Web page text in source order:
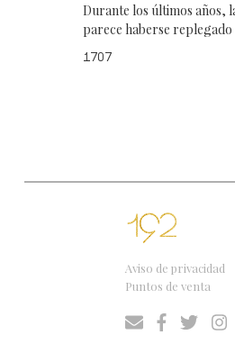
Durante los últimos años,
parece haberse
1707
Aviso de privacidad
Puntos de venta